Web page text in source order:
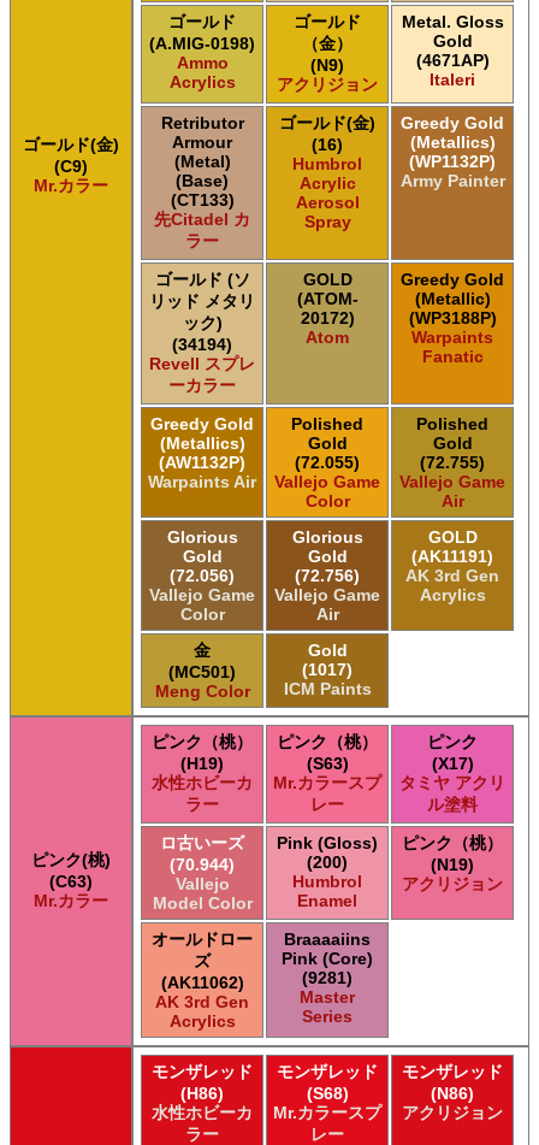
ＧＳＩクレオス Mr.メタルカラー
ＧＳＩクレオス アクリジョン
ＧＳＩクレオス ガンダムカラー
ＧＳＩクレオス ガンダムカラー
ＧＳＩクレオス ガンダムカラースプレー
ＧＳＩクレオス ガンダムカラースプレー
ＧＳＩクレオス ガンダムマーカー
ＧＳＩクレオス 水性ホビーカラー
ゴールド(金)
(C9)
Mr.カラー
ゴールド
(A.MIG-0198)
Ammo
Acrylics
ゴールド
（金）
(N9)
アクリジョン
Metal. Gloss
Gold
(4671AP)
Italeri
Retributor
Armour
(Metal)
(Base)
(CT133)
先Citadel カ
ラー
ゴールド(金)
(16)
Humbrol
Acrylic
Aerosol
Spray
Greedy Gold
(Metallics)
(WP1132P)
Army Painter
ゴールド (ソ
リッド メタリ
ック)
(34194)
Revell スプレ
ーカラー
GOLD
(ATOM-
20172)
Atom
Greedy Gold
(Metallic)
(WP3188P)
Warpaints
Fanatic
Greedy Gold
(Metallics)
(AW1132P)
Warpaints Air
Polished
Gold
(72.055)
Vallejo Game
Color
Polished
Gold
(72.755)
Vallejo Game
Air
Glorious
Gold
(72.056)
Vallejo Game
Color
Glorious
Gold
(72.756)
Vallejo Game
Air
GOLD
(AK11191)
AK 3rd Gen
Acrylics
金
(MC501)
Meng Color
Gold
(1017)
ICM Paints
ピンク(桃)
(C63)
Mr.カラー
ピンク（桃）
(H19)
水性ホビーカ
ラー
ピンク（桃）
(S63)
Mr.カラースプ
レー
ピンク
(X17)
タミヤ アクリ
ル塗料
ロ古いーズ
(70.944)
Vallejo
Model Color
Pink (Gloss)
(200)
Humbrol
Enamel
ピンク（桃）
(N19)
アクリジョン
オールドロー
ズ
(AK11062)
AK 3rd Gen
Acrylics
Braaaaiins
Pink (Core)
(9281)
Master
Series
モンザレッド
(H86)
水性ホビーカ
ラー
モンザレッド
(S68)
Mr.カラースプ
レー
モンザレッド
(N86)
アクリジョン